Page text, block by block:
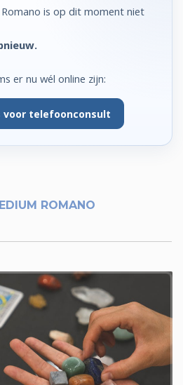
is op dit moment niet
er nu wél online zijn:
voor telefoonconsult
ROMANO